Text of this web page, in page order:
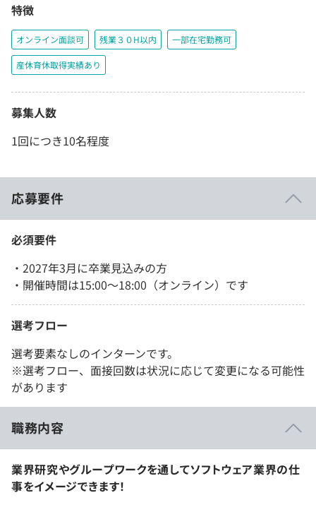
特徴
オンライン面談可 残業３０H以内 一部在宅勤務可
産休育休取得実績あり
募集人数
1回につき10名程度
応募要件
必須要件
・2027年3月に卒業見込みの方
・開催時間は15:00〜18:00（オンライン）です
選考フロー
選考要素なしのインターンです。
※選考フロー、面接回数は状況に応じて変更になる可能性
があります
職務内容
業界研究やグループワークを通してソフトウェア業界の仕
事をイメージできます！